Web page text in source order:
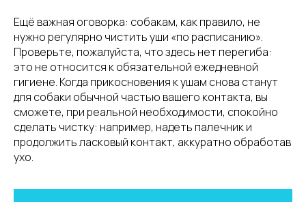
Ещё важная оговорка: собакам, как правило, не
нужно регулярно чистить уши «по расписанию».
Проверьте, пожалуйста, что здесь нет перегиба:
это не относится к обязательной ежедневной
гигиене. Когда прикосновения к ушам снова станут
для собаки обычной частью вашего контакта, вы
сможете, при реальной необходимости, спокойно
сделать чистку: например, надеть палечник и
продолжить ласковый контакт, аккуратно обработав
ухо.